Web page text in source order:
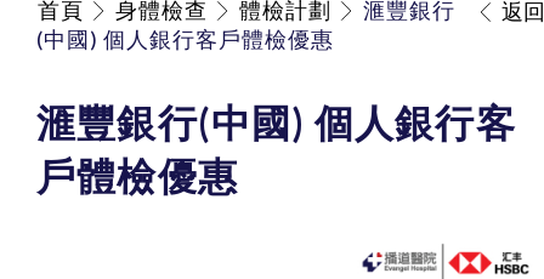
首頁 身體檢查 體檢計劃
滙豐銀行
(中國) 個人銀行客戶體檢優惠
返回
滙豐銀行(中國) 個人銀行客
戶體檢優惠